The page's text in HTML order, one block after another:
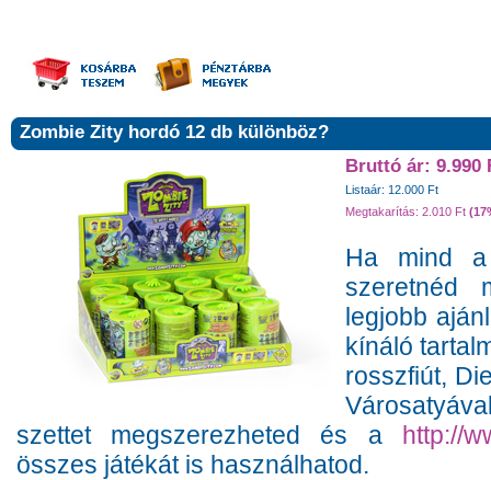
Zombie Zity hordó 12 db különböz?
Bruttó ár: 9.990
Listaár: 12.000 Ft
Megtakarítás: 2.010 Ft
Ha mind
szeretnéd
legjobb
kínáló
rosszfiút,
szettet megszerezheted és a http://
összes játékát is használhatod.